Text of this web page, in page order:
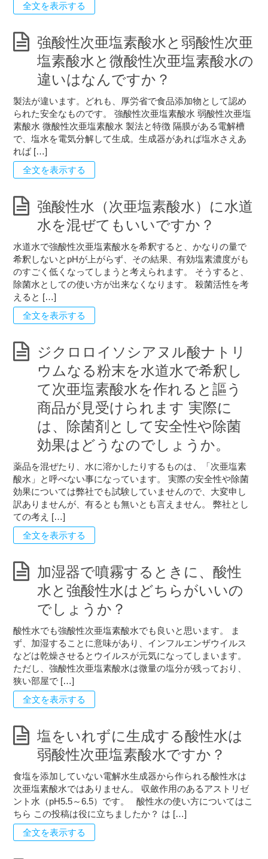
全文を表示する
強酸性次亜塩素酸水と弱酸性次亜
塩素酸水と微酸性次亜塩素酸水の
違いはなんですか？
製法が違います。どれも、厚労省で食品添加物として認め
られた安全なものです。 強酸性次亜塩素酸水 弱酸性次亜塩
素酸水 微酸性次亜塩素酸水 製法と特徴 隔膜がある電解槽
で、塩水を電気分解して生成。生成器があれば塩水さえあ
れば […]
全文を表示する
強酸性水（次亜塩素酸水）に水道
水を混ぜてもいいですか？
水道水で強酸性次亜塩素酸水を希釈すると、かなりの量で
希釈しないとpHが上がらず、その結果、有効塩素濃度がも
のすごく低くなってしまうと考えられます。 そうすると、
除菌水としての使い方が出来なくなります。 殺菌活性を考
えると […]
全文を表示する
ジクロロイソシアヌル酸ナトリ
ウムなる粉末を水道水で希釈し
て次亜塩素酸水を作れると謳う
商品が見受けられます 実際に
は、除菌剤として安全性や除菌
効果はどうなのでしょうか。
薬品を混ぜたり、水に溶かしたりするものは、「次亜塩素
酸水」と呼べない事になっています。 実際の安全性や除菌
効果については弊社でも試験していませんので、大変申し
訳ありませんが、有るとも無いとも言えません。 弊社とし
ての考え […]
全文を表示する
加湿器で噴霧するときに、酸性
水と強酸性水はどちらがいいの
でしょうか？
酸性水でも強酸性次亜塩素酸水でも良いと思います。 ま
ず、加湿することに意味があり、インフルエンザウイルス
などは乾燥させるとウイルスが元気になってしまいます。
ただし、強酸性次亜塩素酸水は微量の塩分が残っており、
狭い部屋で […]
全文を表示する
塩をいれずに生成する酸性水は
弱酸性次亜塩素酸水ですか？
食塩を添加していない電解水生成器から作られる酸性水は
次亜塩素酸水ではありません。 収斂作用のあるアストリゼ
ント水（pH5.5～6.5）です。 酸性水の使い方についてはこ
ちら この投稿は役に立ちましたか？ は […]
全文を表示する